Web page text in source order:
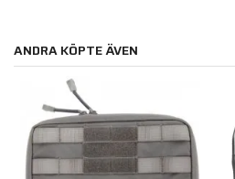
ANDRA KÖPTE ÄVEN